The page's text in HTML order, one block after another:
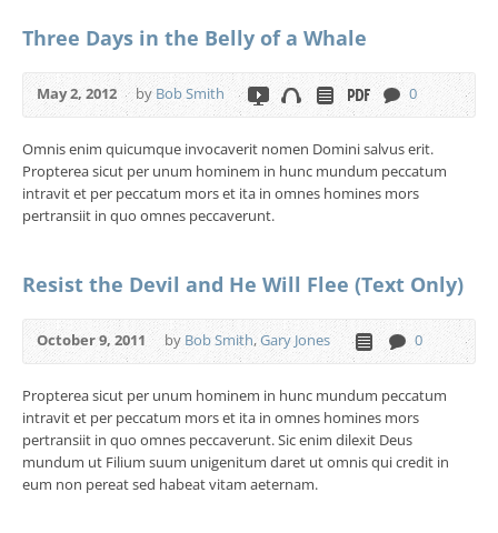
Three Days in the Belly of a Whale
May 2, 2012 byBob Smith 0
Omnis enim quicumque invocaverit nomen Domini salvus erit.
Propterea sicut per unum hominem in hunc mundum peccatum
intravit et per peccatum mors et ita in omnes homines mors
pertransiit in quo omnes peccaverunt.
Resist the Devil and He Will Flee (Text Only)
October 9, 2011 by Bob Smith,Gary Jones 0
Propterea sicut per unum hominem in hunc mundum peccatum
intravit et per peccatum mors et ita in omnes homines mors
pertransiit in quo omnes peccaverunt. Sic enim dilexit Deus
mundum ut Filium suum unigenitum daret ut omnis qui credit in
eum non pereat sed habeat vitam aeternam.